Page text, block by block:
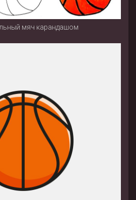
мяч карандашом